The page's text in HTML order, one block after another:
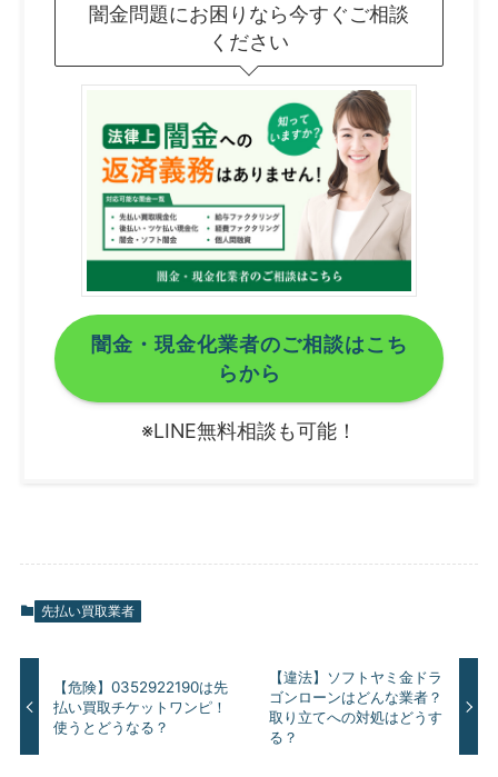
闇金問題にお困りなら今すぐご相談
ください
闇金・現金化業者のご相談はこち
らから
※LINE無料相談も可能！
先払い買取業者
【危険】0352922190は先
払い買取チケットワンピ！
使うとどうなる？
【違法】ソフトヤミ金ドラ
ゴンローンはどんな業者？
取り立てへの対処はどうす
る？